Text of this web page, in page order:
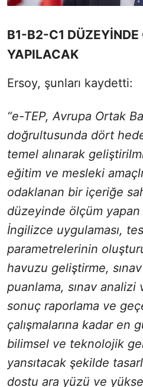
B1-B2-C1 DÜZEYİNDE
YAPILACAK
Ersoy, şunları kaydetti:
“e-TEP, Avrupa Ortak
doğrultusunda dört
temel alınarak
eğitim ve mesleki
odaklanan bir içeriğe
düzeyinde ölçüm
İngilizce uygulaması,
parametrelerinin
havuzu geliştirme,
puanlama, sınav
sonuç raporlama ve
çalışmalarına kadar en
bilimsel ve teknolojik
yansıtacak şekilde
dostu ara yüzü ve